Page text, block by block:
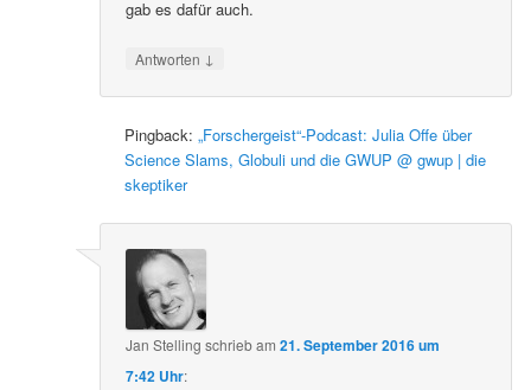
gab es dafür auch.
Antworten ↓
Pingback:„Forschergeist“-Podcast: Julia Offe über
Science Slams, Globuli und die GWUP @ gwup | die
skeptiker
Jan Stelling schriebam21. September 2016 um
7:42 Uhr: